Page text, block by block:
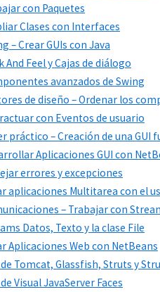
con Paquetes
Clases con Interfaces
– Crear GUIs con Java
Feel y Cajas de diálogo
avanzados de Swing
de diseño – Ordenar los
con Eventos de usuario
práctico – Creación de una GUI
Aplicaciones GUI con
errores y excepciones
aplicaciones Multitarea con el
– Trabajar con
Datos, Texto y la clase File
Aplicaciones Web con NetBeans
Tomcat, Glassfish, Struts y
Visual JavaServer Faces